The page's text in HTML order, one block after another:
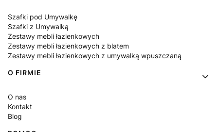
Szafki pod Umywalkę
Szafki z Umywalką
Zestawy mebli łazienkowych
Zestawy mebli łazienkowych z blatem
Zestawy mebli łazienkowych z umywalką wpuszczaną
O FIRMIE
O nas
Kontakt
Blog